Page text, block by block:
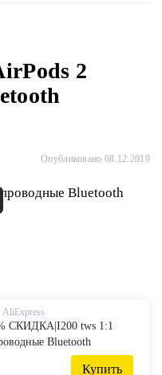
2
Опубликовано 08.12.2019
AliExpress
СКИДКА|I200 tws 1:1
Bluetooth
в уши
Купить